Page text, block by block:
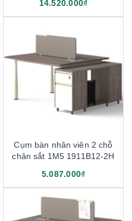
14.520.000₫
Cụm bàn nhân viên 2 chỗ
chân sắt 1M5 1911B12-2H
5.087.000₫